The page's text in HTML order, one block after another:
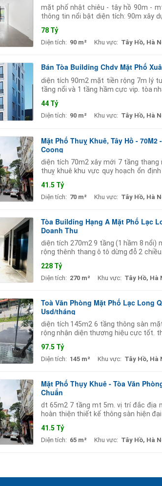
mặt phố nhật chiêu - tây hồ 90m -
thông tin nổi bật diện tích: 90m xây
78 Tỷ
Diện tích: 90 m² Khu vực: Tây Hồ, Hà
Bán Tòa Building Chdv Mặt Phố
diện tích 90m2 mặt tiền rộng 7m lý
tầng nổi và 1 tầng hầm cực vip. tòa
44 Tỷ
Diện tích: 90 m² Khu vực: Tây Hồ, Hà
Mặt Phố Thuỵ Khuê, Tây Hồ -
Coong
diện tích 70m2 xây mới 7 tầng
thuỵ khuê khu vực quy hoạch ổn
41.5 Tỷ
Diện tích: 70 m² Khu vực: Tây Hồ, Hà
Tòa Building Hạng A Mặt Phố Lạc
Doanh Thu
diện tích 270m2 9 tầng (1 hầm 8 nổi)
rộng thênh thang ô tô dừng đỗ 2
228 Tỷ
Diện tích: 270 m² Khu vực: Tây Hồ, Hà
Toà Văn Phòng Mặt Phố Lạc Long
Usd/tháng
diện tích 145m2 6 tầng thông sàn
rộng nhận diện thương hiệu cực tốt.
97.5 Tỷ
Diện tích: 145 m² Khu vực: Tây Hồ, Hà
Mặt Phố Thụy Khuê - Tòa Văn
Chuẩn
dt 65m2 7 tầng mt 5m. vị trí đắc địa
hoàn thiện thiết kế thông sàn hiện
41.5 Tỷ
Diện tích: 65 m² Khu vực: Tây Hồ, Hà